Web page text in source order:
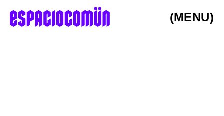
(MENU)